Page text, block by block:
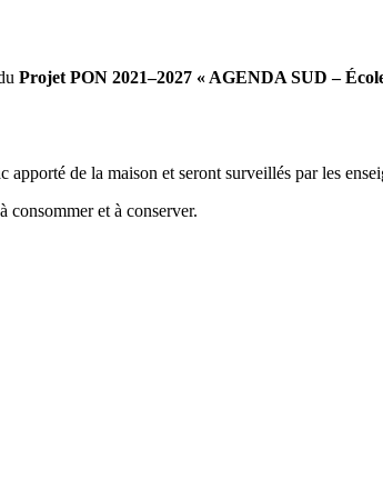
Projet PON 2021–2027 « AGENDA SUD –
de la maison et seront surveillés par les
consommer et à conserver.